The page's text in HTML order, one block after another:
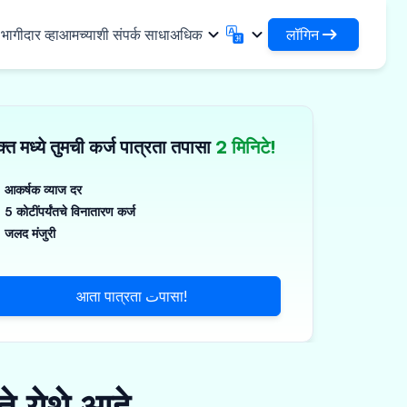
शेअर करा
आणि औद्योगिक रसायने
लहान उपकरणे
व्हाआमच्याशी संपर्क साधाअधिक
हिन्दी
தமிழ்
Tamil
తెలుగు
Telugu
বাংলা
മലയാളം
लॉगिन
DSA म्हणून लॉगिन करा
मध्ये तुमची कर्ज पात्रता तपासा 2 मिनिटे!
आकर्षक व्याज दर
5 कोटींपर्यंतचे विनातारण कर्ज
जलद मंजुरी
आता पात्रता تपासा!